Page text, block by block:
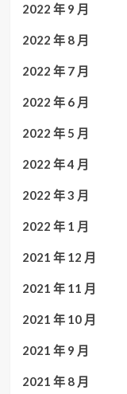
2022 年 9 月
2022 年 8 月
2022 年 7 月
2022 年 6 月
2022 年 5 月
2022 年 4 月
2022 年 3 月
2022 年 1 月
2021 年 12 月
2021 年 11 月
2021 年 10 月
2021 年 9 月
2021 年 8 月